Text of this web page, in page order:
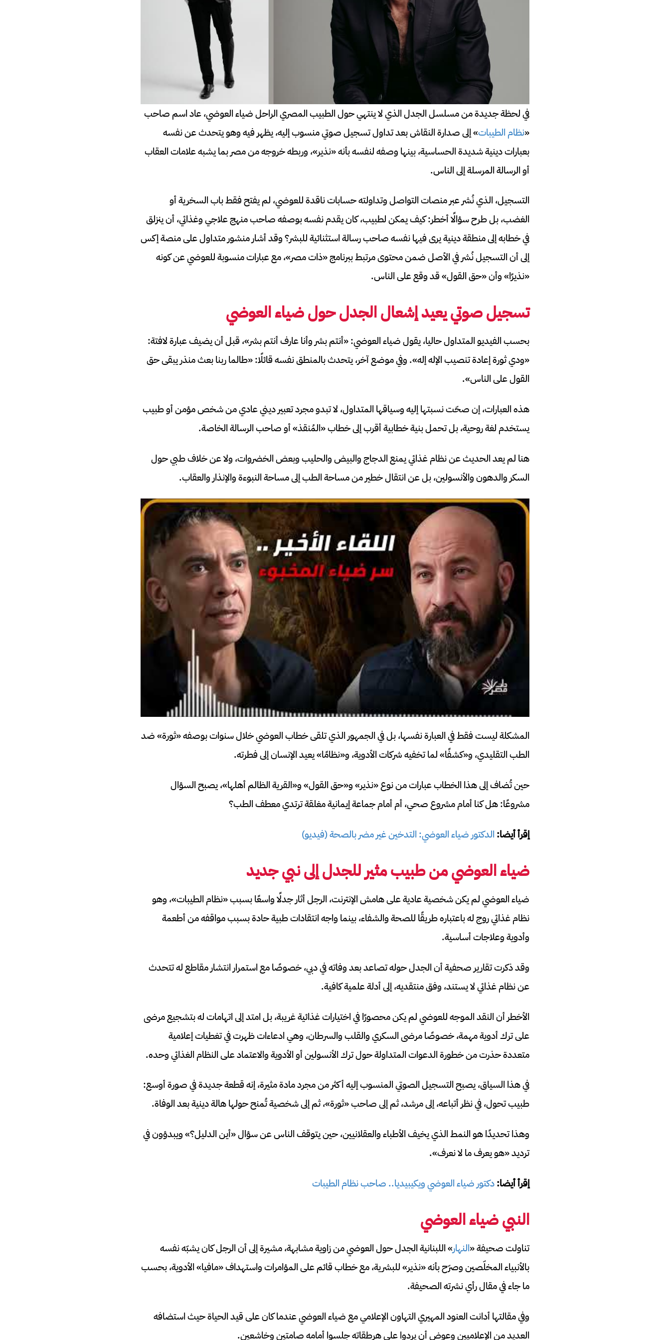
في لحظة جديدة من مسلسل الجدل الذي لا ينتهي حول الطبيب المصري الراحل ضياء العوضي، عاد اسم صاحب
«نظام الطيبات» إلى صدارة النقاش بعد تداول تسجيل صوتي منسوب إليه، يظهر فيه وهو يتحدث عن نفسه
بعبارات دينية شديدة الحساسية، بينها وصفه لنفسه بأنه «نذير»، وربطه خروجه من مصر بما يشبه علامات العقاب
أو الرسالة المرسلة إلى الناس.
التسجيل، الذي نُشر عبر منصات التواصل وتداولته حسابات ناقدة للعوضي، لم يفتح فقط باب السخرية أو
الغضب، بل طرح سؤالًا أخطر: كيف يمكن لطبيب، كان يقدم نفسه بوصفه صاحب منهج علاجي وغذائي، أن ينزلق
في خطابه إلى منطقة دينية يرى فيها نفسه صاحب رسالة استثنائية للبشر؟ وقد أشار منشور متداول على منصة إكس
إلى أن التسجيل نُشر في الأصل ضمن محتوى مرتبط ببرنامج «ذات مصر»، مع عبارات منسوبة للعوضي عن كونه
«نذيرًا» وأن «حق القول» قد وقع على الناس.
تسجيل صوتي يعيد إشعال الجدل حول ضياء العوضي
بحسب الفيديو المتداول حاليا، يقول ضياء العوضي: «أنتم بشر وأنا عارف أنتم بشر»، قبل أن يضيف عبارة لافتة:
«ودي ثورة إعادة تنصيب الإله إله». وفي موضع آخر، يتحدث بالمنطق نفسه قائلًا: «طالما ربنا بعث منذر يبقى حق
القول على الناس».
هذه العبارات، إن صحّت نسبتها إليه وسياقها المتداول، لا تبدو مجرد تعبير ديني عادي من شخص مؤمن أو طبيب
يستخدم لغة روحية، بل تحمل بنية خطابية أقرب إلى خطاب «المُنقذ» أو صاحب الرسالة الخاصة.
هنا لم يعد الحديث عن نظام غذائي يمنع الدجاج والبيض والحليب وبعض الخضروات، ولا عن خلاف طبي حول
السكر والدهون والأنسولين، بل عن انتقال خطير من مساحة الطب إلى مساحة النبوءة والإنذار والعقاب.
المشكلة ليست فقط في العبارة نفسها، بل في الجمهور الذي تلقى خطاب العوضي خلال سنوات بوصفه «ثورة» ضد
الطب التقليدي، و«كشفًا» لما تخفيه شركات الأدوية، و«نظامًا» يعيد الإنسان إلى فطرته.
حين تُضاف إلى هذا الخطاب عبارات من نوع «نذير» و«حق القول» و«القرية الظالم أهلها»، يصبح السؤال
مشروعًا: هل كنا أمام مشروع صحي، أم أمام جماعة إيمانية مغلقة ترتدي معطف الطب؟
إقرأ أيضا: الدكتور ضياء العوضي: التدخين غير مضر بالصحة (فيديو)
ضياء العوضي من طبيب مثير للجدل إلى نبي جديد
ضياء العوضي لم يكن شخصية عادية على هامش الإنترنت، الرجل أثار جدلًا واسعًا بسبب «نظام الطيبات»، وهو
نظام غذائي روج له باعتباره طريقًا للصحة والشفاء، بينما واجه انتقادات طبية حادة بسبب مواقفه من أطعمة
وأدوية وعلاجات أساسية.
وقد ذكرت تقارير صحفية أن الجدل حوله تصاعد بعد وفاته في دبي، خصوصًا مع استمرار انتشار مقاطع له تتحدث
عن نظام غذائي لا يستند، وفق منتقديه، إلى أدلة علمية كافية.
الأخطر أن النقد الموجه للعوضي لم يكن محصورًا في اختيارات غذائية غريبة، بل امتد إلى اتهامات له بتشجيع مرضى
على ترك أدوية مهمة، خصوصًا مرضى السكري والقلب والسرطان، وهي ادعاءات ظهرت في تغطيات إعلامية
متعددة حذرت من خطورة الدعوات المتداولة حول ترك الأنسولين أو الأدوية والاعتماد على النظام الغذائي وحده.
في هذا السياق، يصبح التسجيل الصوتي المنسوب إليه أكثر من مجرد مادة مثيرة، إنه قطعة جديدة في صورة أوسع:
طبيب تحول، في نظر أتباعه، إلى مرشد، ثم إلى صاحب «ثورة»، ثم إلى شخصية تُمنح حولها هالة دينية بعد الوفاة.
وهذا تحديدًا هو النمط الذي يخيف الأطباء والعقلانيين، حين يتوقف الناس عن سؤال «أين الدليل؟» ويبدؤون في
ترديد «هو يعرف ما لا نعرف».
إقرأ أيضا:دكتور ضياء العوضي ويكيبيديا.. صاحب نظام الطيبات
النبي ضياء العوضي
تناولت صحيفة «النهار» اللبنانية الجدل حول العوضي من زاوية مشابهة، مشيرة إلى أن الرجل كان يشبّه نفسه
بالأنبياء المخلّصين وصرّح بأنه «نذير» للبشرية، مع خطاب قائم على المؤامرات واستهداف «مافيا» الأدوية، بحسب
ما جاء في مقال رأي نشرته الصحيفة.
وفي مقالتها أدانت العنود المهيري التهاون الإعلامي مع ضياء العوضي عندما كان على قيد الحياة حيث استضافه
العديد من الإعلاميين وعوض أن يردوا على هرطقاته جلسوا أمامه صامتين وخاشعين.